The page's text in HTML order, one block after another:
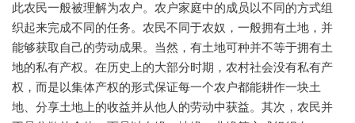
此农民一般被理解为农户。农户家庭中的成员以不同的方式组
织起来完成不同的任务。农民不同于农奴，一般拥有土地，并
能够获取自己的劳动成果。当然，有土地可种并不等于拥有土
地的私有产权。在历史上的大部分时期，农村社会没有私有产
权，而是以集体产权的形式保证每一个农户都能耕作一块土
地、分享土地上的收益并从他人的劳动中获益。其次，农民并